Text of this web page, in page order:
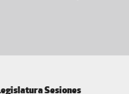
Sesiones